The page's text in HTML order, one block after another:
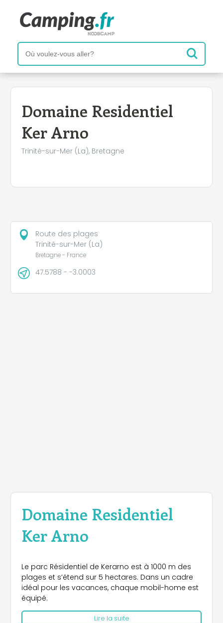
Domaine Residentiel
Ker Arno
Trinité-sur-Mer (La), Bretagne
Domaine Residentiel
Ker Arno
Le parc Résidentiel de Kerarno est à 1000 m des
plages et s’étend sur 5 hectares. Dans un cadre
idéal pour les vacances, chaque mobil-home est
équipé.
Lire la suite
+
−
Route des plages
Trinité-sur-Mer (La)
Bretagne - France
47.5788 - -3.0003